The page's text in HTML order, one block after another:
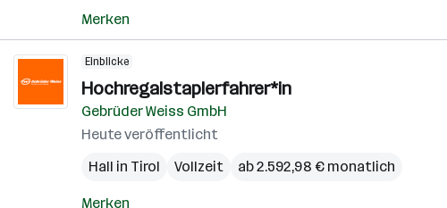
Merken
Einblicke
Hochregalstaplerfahrer*in
Gebrüder Weiss GmbH
Heute veröffentlicht
Hall in Tirol
Vollzeit ab 2.592,98 € monatlich
Merken